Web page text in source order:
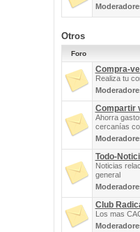
Otros
Foro
Compra-
Realiza tu
Compartir
Ahorra
cercanías
Todo-
Noticias
general
Club
Los mas